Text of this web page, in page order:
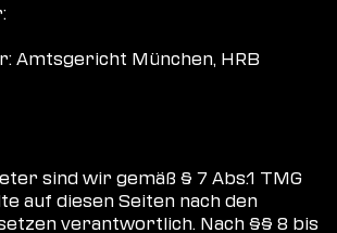
Amtsgericht München, HRB
sind wir gemäß § 7 Abs.1 TMG
auf diesen Seiten nach den
verantwortlich. Nach §§ 8 bis